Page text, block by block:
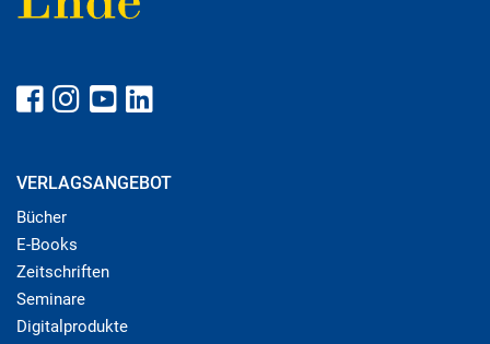
VERLAGSANGEBOT
Bücher
E-Books
Zeitschriften
Seminare
Digitalprodukte